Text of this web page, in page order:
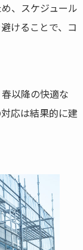
、スケジュール
けることで、コ
以降の快適な
応は結果的に建